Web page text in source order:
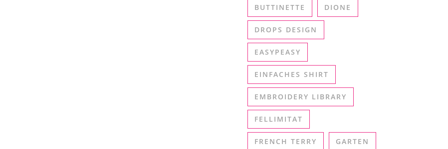
BUTTINETTE DIONE
DROPS DESIGN
EASYPEASY
EINFACHES SHIRT
EMBROIDERY LIBRARY
FELLIMITAT
FRENCH TERRY GARTEN